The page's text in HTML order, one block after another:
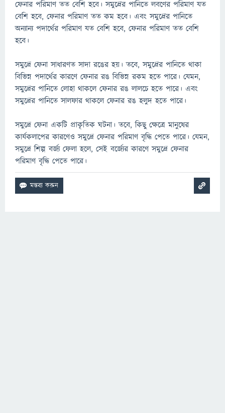
ফেনার পরিমাণ তত বেশি হবে। সমুদ্রের পানিতে লবণের পরিমাণ যত
বেশি হবে, ফেনার পরিমাণ তত কম হবে। এবং সমুদ্রের পানিতে
অন্যান্য পদার্থের পরিমাণ যত বেশি হবে, ফেনার পরিমাণ তত বেশি
হবে।
সমুদ্রে ফেনা সাধারণত সাদা রঙের হয়। তবে, সমুদ্রের পানিতে থাকা
বিভিন্ন পদার্থের কারণে ফেনার রঙ বিভিন্ন রকম হতে পারে। যেমন,
সমুদ্রের পানিতে লোহা থাকলে ফেনার রঙ লালচে হতে পারে। এবং
সমুদ্রের পানিতে সালফার থাকলে ফেনার রঙ হলুদ হতে পারে।
সমুদ্রে ফেনা একটি প্রাকৃতিক ঘটনা। তবে, কিছু ক্ষেত্রে মানুষের
কার্যকলাপের কারণেও সমুদ্রে ফেনার পরিমাণ বৃদ্ধি পেতে পারে। যেমন,
সমুদ্রে শিল্প বর্জ্য ফেলা হলে, সেই বর্জ্যের কারণে সমুদ্রে ফেনার
পরিমাণ বৃদ্ধি পেতে পারে।